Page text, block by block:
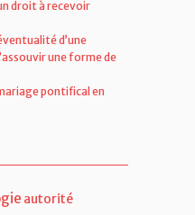
droit à recevoir
d’une
une forme de
pontifical en
autorité